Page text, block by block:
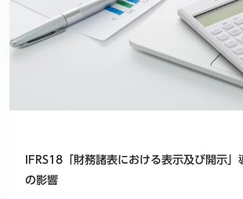
IFRS18「財務諸表における表示及び開示
の影響